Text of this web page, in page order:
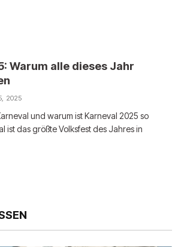
Warum alle dieses Jahr
2025
und warum ist Karneval 2025 so
ist das größte Volksfest des Jahres in